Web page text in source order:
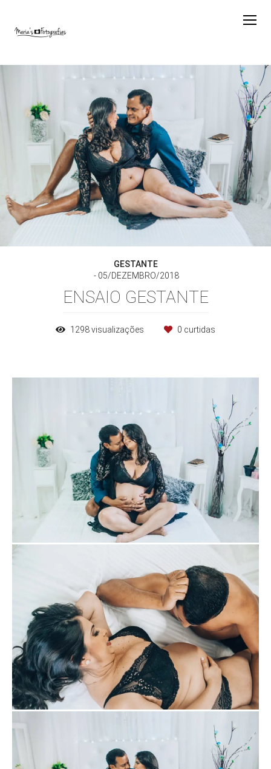
GESTANTE
05/DEZEMBRO/2018
ENSAIO GESTANTE
1298visualizações 0 curtidas